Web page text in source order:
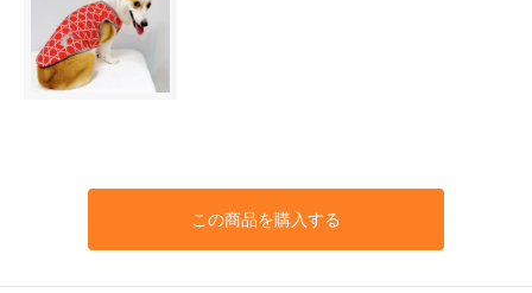
この商品を購入する